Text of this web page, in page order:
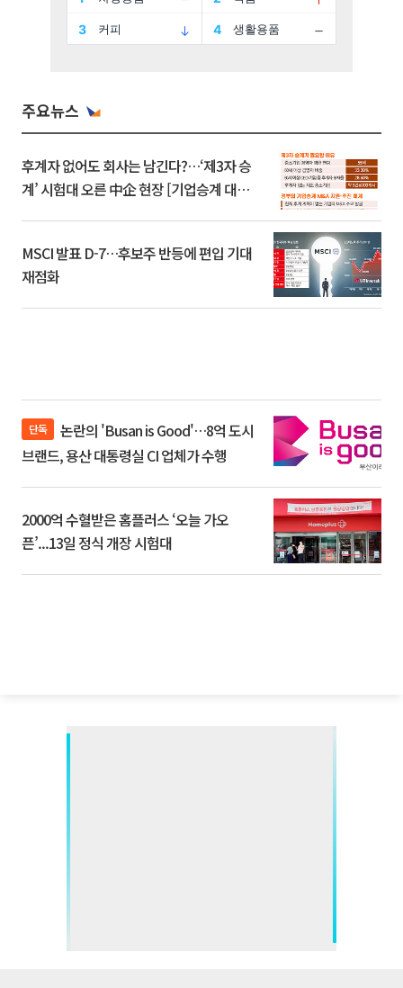
주요뉴스
후계자 없어도 회사는 남긴다?…‘제3자 승
계’ 시험대 오른 中企 현장 [기업승계 대전
MSCI 발표 D-7…후보주 반등에 편입 기대
재점화
단독
브랜드, 용산 대통령실 CI 업체가 수행
2000억 수혈받은 홈플러스 ‘오늘 가오
픈’...13일 정식 개장 시험대